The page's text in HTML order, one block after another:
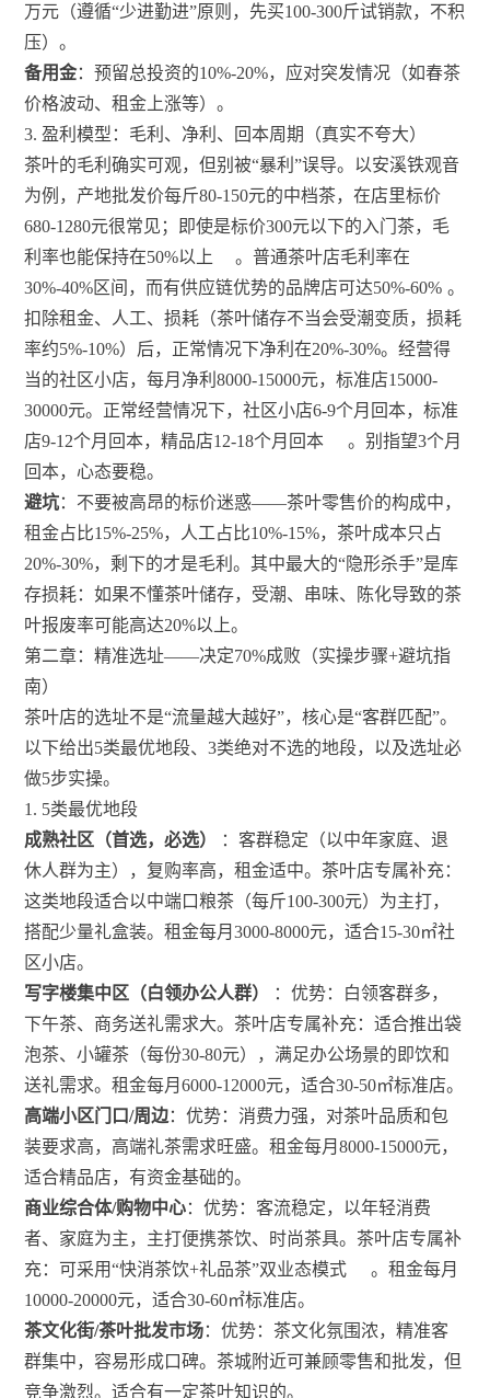
万元（遵循“少进勤进”原则，先买100-300斤试销款，不积
压）。
备用金：预留总投资的10%-20%，应对突发情况（如春茶
价格波动、租金上涨等）。
3. 盈利模型：毛利、净利、回本周期（真实不夸大）
茶叶的毛利确实可观，但别被“暴利”误导。以安溪铁观音
为例，产地批发价每斤80-150元的中档茶，在店里标价
680-1280元很常见；即使是标价300元以下的入门茶，毛
利率也能保持在50%以上
。普通茶叶店毛利率在
30%-40%区间，而有供应链优势的品牌店可达50%-60% 。
扣除租金、人工、损耗（茶叶储存不当会受潮变质，损耗
率约5%-10%）后，正常情况下净利在20%-30%。经营得
当的社区小店，每月净利8000-15000元，标准店15000-
30000元。正常经营情况下，社区小店6-9个月回本，标准
店9-12个月回本，精品店12-18个月回本
。别指望3个月
回本，心态要稳。
避坑：不要被高昂的标价迷惑——茶叶零售价的构成中，
租金占比15%-25%，人工占比10%-15%，茶叶成本只占
20%-30%，剩下的才是毛利。其中最大的“隐形杀手”是库
存损耗：如果不懂茶叶储存，受潮、串味、陈化导致的茶
叶报废率可能高达20%以上。
第二章：精准选址——决定70%成败（实操步骤+避坑指
南）
茶叶店的选址不是“流量越大越好”，核心是“客群匹配”。
以下给出5类最优地段、3类绝对不选的地段，以及选址必
做5步实操。
1. 5类最优地段
成熟社区（首选，必选）
：客群稳定（以中年家庭、退
休人群为主），复购率高，租金适中。茶叶店专属补充：
这类地段适合以中端口粮茶（每斤100-300元）为主打，
搭配少量礼盒装。租金每月3000-8000元，适合15-30㎡社
区小店。
写字楼集中区（白领办公人群）
：优势：白领客群多，
下午茶、商务送礼需求大。茶叶店专属补充：适合推出袋
泡茶、小罐茶（每份30-80元），满足办公场景的即饮和
送礼需求。租金每月6000-12000元，适合30-50㎡标准店。
高端小区门口/周边：优势：消费力强，对茶叶品质和包
装要求高，高端礼茶需求旺盛。租金每月8000-15000元，
适合精品店，有资金基础的。
商业综合体/购物中心：优势：客流稳定，以年轻消费
者、家庭为主，主打便携茶饮、时尚茶具。茶叶店专属补
充：可采用“快消茶饮+礼品茶”双业态模式
。租金每月
10000-20000元，适合30-60㎡标准店。
茶文化街/茶叶批发市场：优势：茶文化氛围浓，精准客
群集中，容易形成口碑。茶城附近可兼顾零售和批发，但
竞争激烈。适合有一定茶叶知识的。